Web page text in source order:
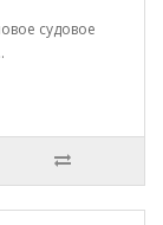
судовое